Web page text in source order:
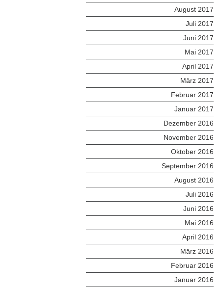
August 2017
Juli 2017
Juni 2017
Mai 2017
April 2017
März 2017
Februar 2017
Januar 2017
Dezember 2016
November 2016
Oktober 2016
September 2016
August 2016
Juli 2016
Juni 2016
Mai 2016
April 2016
März 2016
Februar 2016
Januar 2016